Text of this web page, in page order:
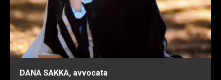
DANA SAKKA, avvocata